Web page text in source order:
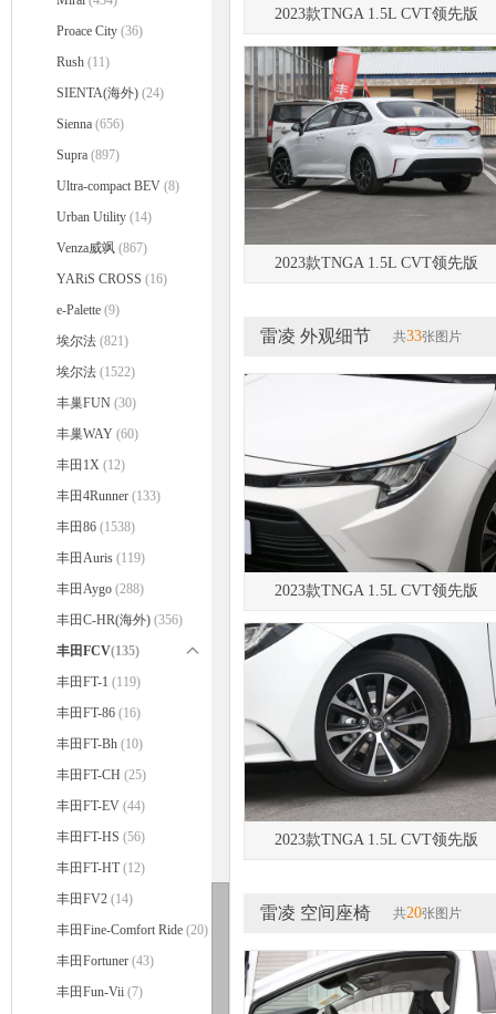
Proace City (36)
Rush (11)
SIENTA(海外) (24)
Sienna (656)
Supra (897)
Ultra-compact BEV (8)
Urban Utility (14)
Venza威飒 (867)
YARiS CROSS (16)
e-Palette (9)
埃尔法 (821)
埃尔法 (1522)
丰巢FUN (30)
丰巢WAY (60)
丰田1X (12)
丰田4Runner (133)
丰田86 (1538)
丰田Auris (119)
丰田Aygo (288)
丰田C-HR(海外) (356)
丰田FCV(135)
丰田FCV-R(17)
丰田FCV(118)
丰田FT-1 (119)
丰田FT-86 (16)
丰田FT-Bh (10)
丰田FT-CH (25)
丰田FT-EV (44)
丰田FT-HS (56)
丰田FT-HT(12)
丰田FV2 (14)
丰田Fine-Comfort Ride (20)
丰田Fortuner (43)
丰田Fun-Vii (7)
2023款TNGA 1.5L CVT领先版
2023款TNGA 1.5L CVT领先版
雷凌 外观细节 共33张图片
2023款TNGA 1.5L CVT领先版
2023款TNGA 1.5L CVT领先版
雷凌 空间座椅 共20张图片